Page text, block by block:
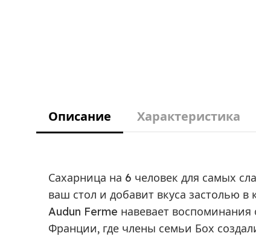
Описание Характеристика
Сахарница на 6 человек для самых
ваш стол и добавит вкуса застолью
Audun Ferme навевает
Франции, где члены семьи Бох